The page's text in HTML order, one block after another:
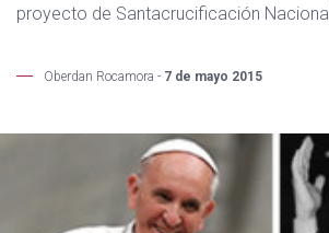
proyecto de Santacrucificación
Oberdan Rocamora - 7 de mayo 2015